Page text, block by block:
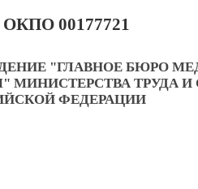
ОКПО 00177721
"ГЛАВНОЕ БЮРО
МИНИСТЕРСТВА ТРУДА
ФЕДЕРАЦИИ